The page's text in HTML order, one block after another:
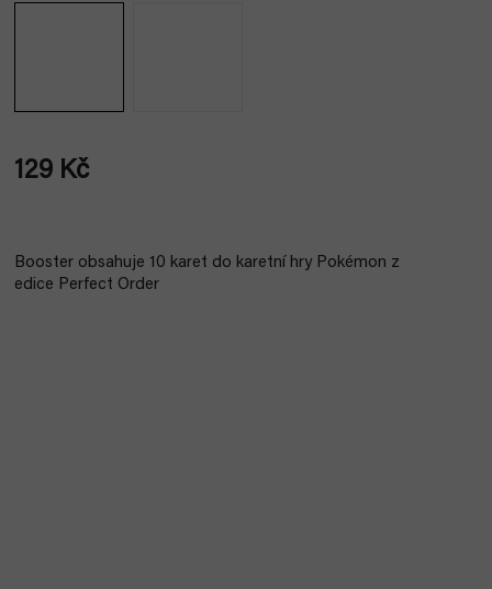
129 Kč
Booster obsahuje 10 karet do karetní hry Pokémon z
edice Perfect Order